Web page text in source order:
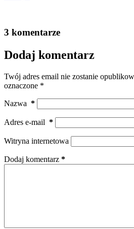
3 komentarze
Dodaj komentarz
Twój adres email nie zostanie
oznaczone *
Nazwa *
Adres e-mail *
Witryna internetowa
Dodaj komentarz *